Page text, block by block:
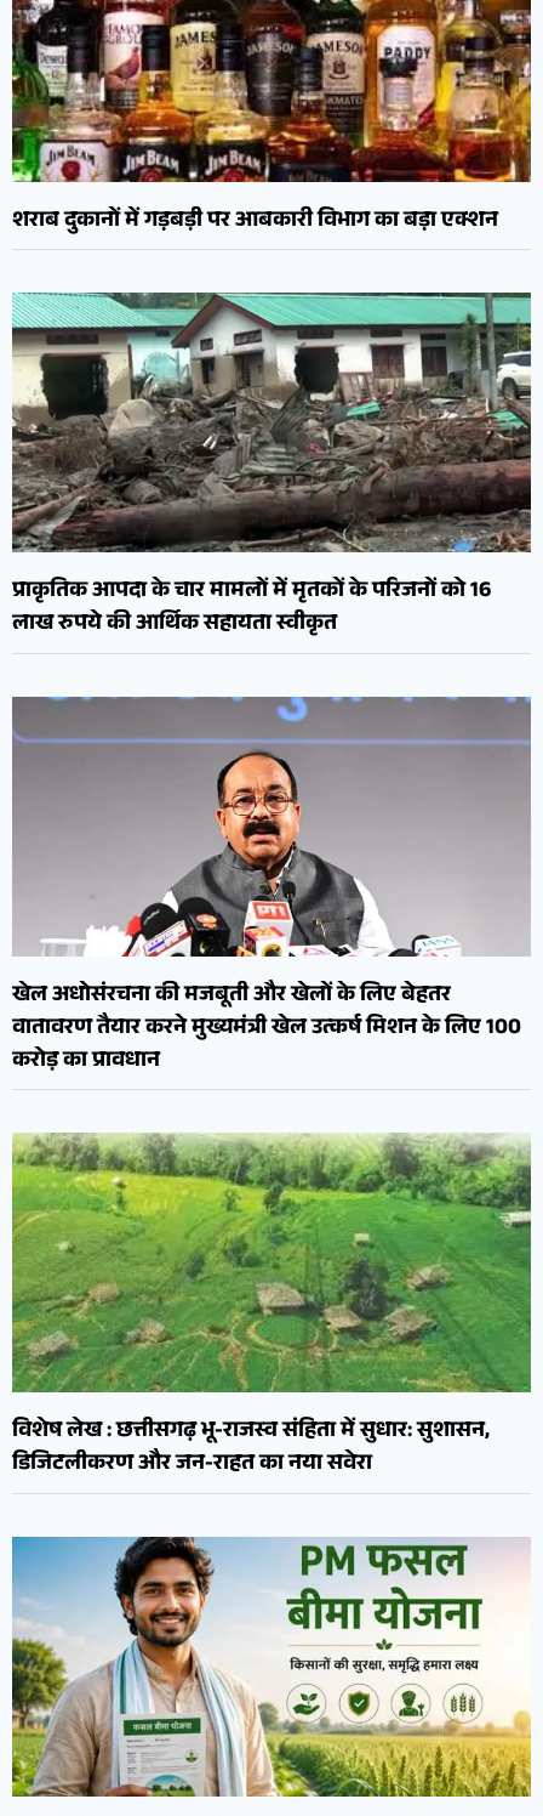
शराब दुकानों में गड़बड़ी पर आबकारी विभाग का बड़ा एक्शन
प्राकृतिक आपदा के चार मामलों में मृतकों के परिजनों को 16
लाख रुपये की आर्थिक सहायता स्वीकृत
खेल अधोसंरचना की मजबूती और खेलों के लिए बेहतर
वातावरण तैयार करने मुख्यमंत्री खेल उत्कर्ष मिशन के लिए 100
करोड़ का प्रावधान
विशेष लेख : छत्तीसगढ़ भू-राजस्व संहिता में सुधार: सुशासन,
डिजिटलीकरण और जन-राहत का नया सवेरा